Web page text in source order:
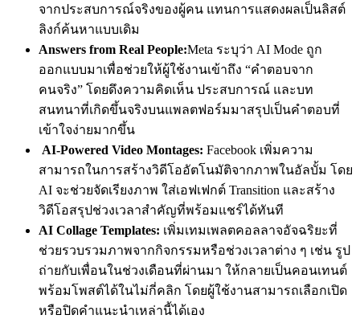
จากประสบการณ์จริงของผู้คน แทนการแสดงผลเป็นลิสต์
ลิงก์ค้นหาแบบเดิม
Answers from Real People:Meta ระบุว่า AI Mode ถูก
ออกแบบมาเพื่อช่วยให้ผู้ใช้งานเข้าถึง “คำตอบจาก
คนจริง” โดยดึงความคิดเห็น ประสบการณ์ และบท
สนทนาที่เกิดขึ้นจริงบนแพลตฟอร์มมาสรุปเป็นคำตอบที่
เข้าใจง่ายมากขึ้น
AI-Powered Video Montages: Facebook เพิ่มความ
สามารถในการสร้างวิดีโออัตโนมัติจากภาพในอัลบั้ม โดย
AI จะช่วยจัดเรียงภาพ ใส่เอฟเฟกต์ Transition และสร้าง
วิดีโอสรุปช่วงเวลาสำคัญที่พร้อมแชร์ได้ทันที
AI Collage Templates: เพิ่มเทมเพลตคอลลาจอัจฉริยะที่
ช่วยรวบรวมภาพจากกิจกรรมหรือช่วงเวลาต่าง ๆ เช่น รูป
ถ่ายกับเพื่อนในช่วงเดือนที่ผ่านมา ให้กลายเป็นคอนเทนต์
พร้อมโพสต์ได้ในไม่กี่คลิก โดยผู้ใช้งานสามารถเลือกเปิด
หรือปิดคำแนะนำเหล่านี้ได้เอง